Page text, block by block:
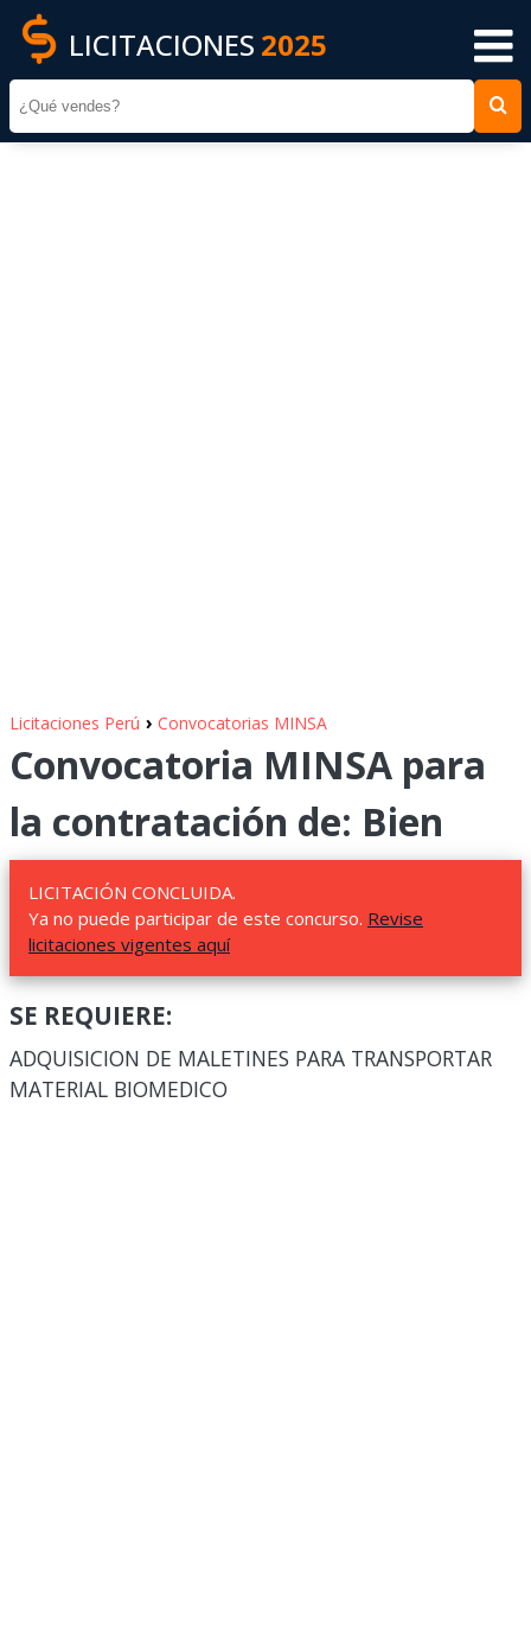
LICITACIONES 2025
Licitaciones Perú › Convocatorias MINSA
Convocatoria MINSA para
la contratación de: Bien
LICITACIÓN CONCLUIDA.
Ya no puede participar de este concurso. Revise
licitaciones vigentes aquí
SE REQUIERE:
ADQUISICION DE MALETINES PARA TRANSPORTAR
MATERIAL BIOMEDICO